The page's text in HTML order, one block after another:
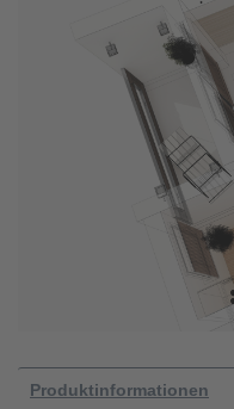
Produktinformationen